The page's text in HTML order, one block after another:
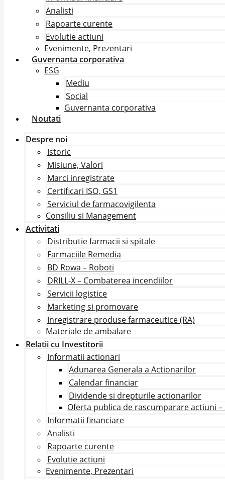
Analisti
Rapoarte curente
Evolutie actiuni
Evenimente, Prezentari
Guvernanta corporativa
ESG
Mediu
Social
Guvernanta corporativa
Noutati
Despre noi
Istoric
Misiune, Valori
Marci inregistrate
Certificari ISO, GS1
Serviciul de farmacovigilenta
Consiliu si Management
Activitati
Distributie farmacii si spitale
Farmaciile Remedia
BD Rowa – Roboti
DRILL-X – Combaterea incendiilor
Servicii logistice
Marketing si promovare
Inregistrare produse farmaceutice (RA)
Materiale de ambalare
Relatii cu Investitorii
Informatii actionari
Adunarea Generala a Actionarilor
Calendar financiar
Dividende si drepturile actionarilor
Oferta publica de rascumparare actiuni –
Informatii financiare
Analisti
Rapoarte curente
Evolutie actiuni
Evenimente, Prezentari